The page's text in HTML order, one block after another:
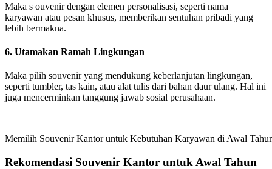
Maka s ouvenir dengan elemen personalisasi, seperti nama
karyawan atau pesan khusus, memberikan sentuhan pribadi yang
lebih bermakna.
6. Utamakan Ramah Lingkungan
Maka pilih souvenir yang mendukung keberlanjutan lingkungan,
seperti tumbler, tas kain, atau alat tulis dari bahan daur ulang. Hal ini
juga mencerminkan tanggung jawab sosial perusahaan.
Memilih Souvenir Kantor untuk Kebutuhan Karyawan di Awal
Rekomendasi Souvenir Kantor untuk Awal Tahun